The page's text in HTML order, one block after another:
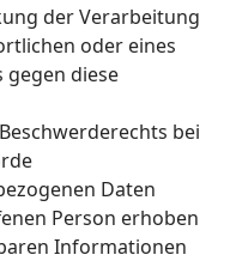
der Verarbeitung
oder eines
diese
bei
Daten
Person erhoben
Informationen